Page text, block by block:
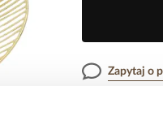
Zapytaj o